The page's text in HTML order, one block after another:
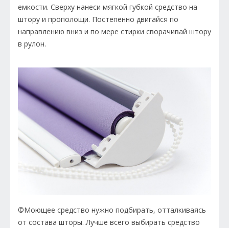
емкости. Сверху нанеси мягкой губкой средство на
штору и прополощи. Постепенно двигайся по
направлению вниз и по мере стирки сворачивай штору
в рулон.
©Моющее средство нужно подбирать, отталкиваясь
от состава шторы. Лучше всего выбирать средство